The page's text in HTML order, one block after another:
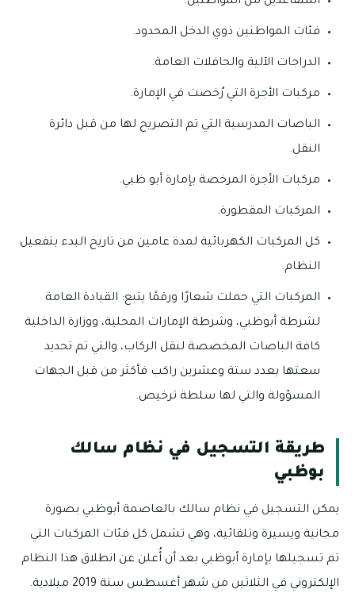
فئات المواطنين ذوي الدخل المحدود.
الدراجات الآلية والحافلات العامة.
مركبات الأجرة التي رُخصت في الإمارة.
الباصات المدرسية التي تم التصريح لها من قبل دائرة
النقل.
مركبات الأجرة المرخصة بإمارة أبو ظبي.
المركبات المقطورة.
كل المركبات الكهربائية لمدة عامين من تاريخ البدء بتفعيل
النظام.
المركبات التي حملت شعارًا ورقمًا يتبع: القيادة العامة
لشرطة أبوظبي، وشرطة الإمارات المحلية، ووزارة الداخلية
كافة الباصات المخصصة لنقل الركاب، والتي تم تحديد
سعتها بعدد ستة وعشرين راكب فأكثر من قبل الجهات
المسؤولة والتي لها سلطة ترخيص.
طريقة التسجيل في نظام سالك
بوظبي
يمكن التسجيل في نظام سالك بالعاصمة أبوظبي بصورة
مجانية ويسيرة وتلقائية، وهي تشمل كل فئات المركبات التي
تم تسجيلها بإمارة أبوظبي بعد أن أُعلن عن انطلاق هذا النظام
الإلكتروني في الثلاثين من شهر أغسطس سنة 2019 ميلادية.